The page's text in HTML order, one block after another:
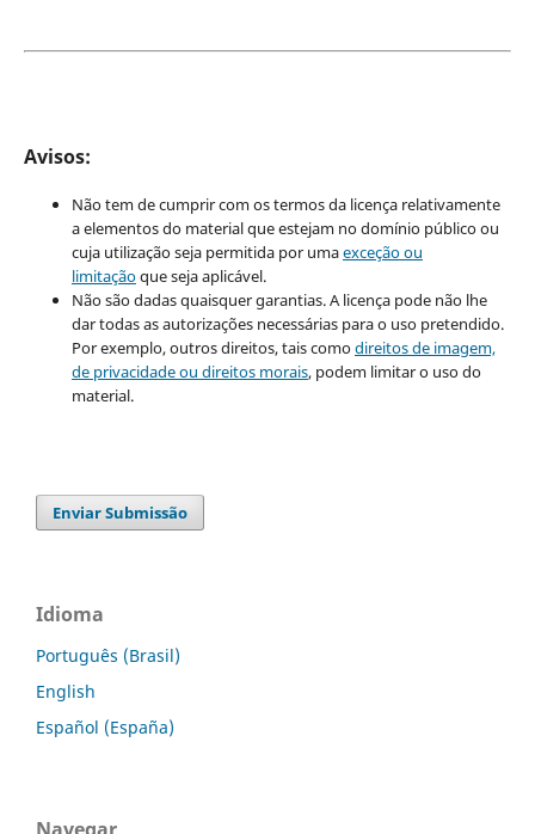
Avisos:
Não tem de cumprir com os termos da licença relativamente
a elementos do material que estejam no domínio público ou
cuja utilização seja permitida por umaexceção ou
limitaçãoque seja aplicável.
Não são dadas quaisquer garantias. A licença pode não lhe
dar todas as autorizações necessárias para o uso pretendido.
Por exemplo, outros direitos, tais comodireitos de imagem,
de privacidade ou direitos morais, podem limitar o uso do
material.
Enviar Submissão
Idioma
Português (Brasil)
English
Español (España)